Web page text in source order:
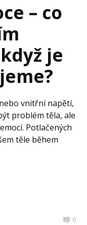
– co
je
vnitřní napětí,
problém těla, ale
Potlačených
těle během
0